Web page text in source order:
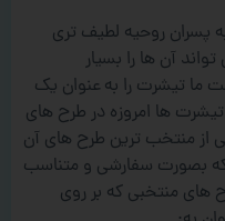
پسران روحیه لطیف تری
آن ها را بسیار
ما تیشرت را به عنوان یک
ها امروزه در طرح های
از منتخب ترین طرح های آن
بصورت سفارشی و متناسب
منتخبی که بر روی